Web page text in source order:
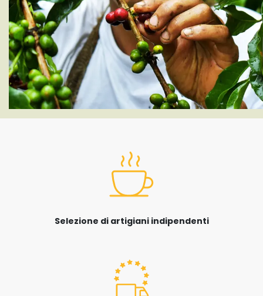
Selezione di artigiani indipendenti